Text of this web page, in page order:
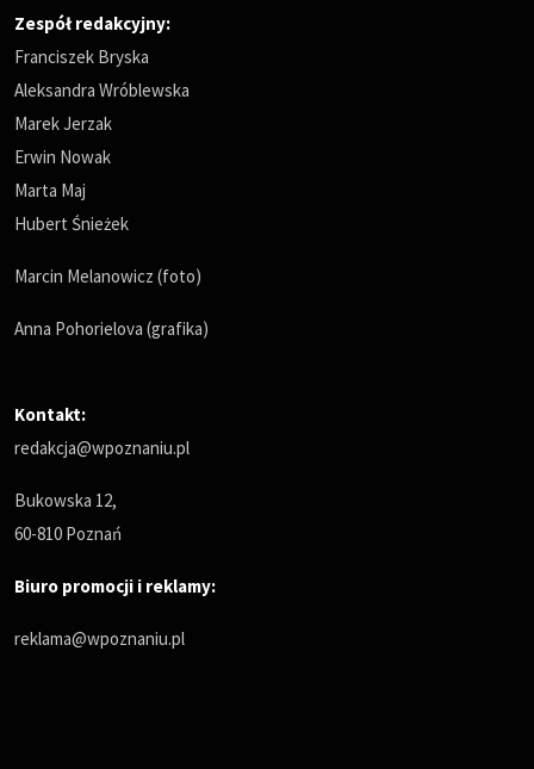
Zespół redakcyjny:
Franciszek Bryska
Aleksandra Wróblewska
Marek Jerzak
Erwin Nowak
Marta Maj
Hubert Śnieżek
Marcin Melanowicz (foto)
Anna Pohorielova (grafika)
Kontakt:
redakcja@wpoznaniu.pl
Bukowska 12,
60-810 Poznań
Biuro promocji i reklamy:
reklama@wpoznaniu.pl